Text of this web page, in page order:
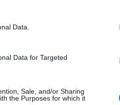
Data.
Data for Targeted
Sale, and/or Sharing
the Purposes for which it